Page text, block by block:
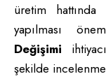
üretim
yapılması
Değişimi
şekilde